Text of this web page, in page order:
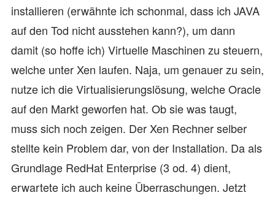
installieren (erwähnte ich schonmal, dass ich JAVA
auf den Tod nicht ausstehen kann?), um dann
damit (so hoffe ich) Virtuelle Maschinen zu steuern,
welche unter Xen laufen. Naja, um genauer zu sein,
nutze ich die Virtualisierungslösung, welche Oracle
auf den Markt geworfen hat. Ob sie was taugt,
muss sich noch zeigen. Der Xen Rechner selber
stellte kein Problem dar, von der Installation. Da als
Grundlage RedHat Enterprise (3 od. 4) dient,
erwartete ich auch keine Überraschungen. Jetzt